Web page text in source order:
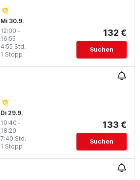
Mi 30.9.
12:00 -
16:55
1 Stopp
4:55 Std.
132 €
Suchen
Di 29.9.
10:40 -
18:20
1 Stopp
7:40 Std.
133 €
Suchen